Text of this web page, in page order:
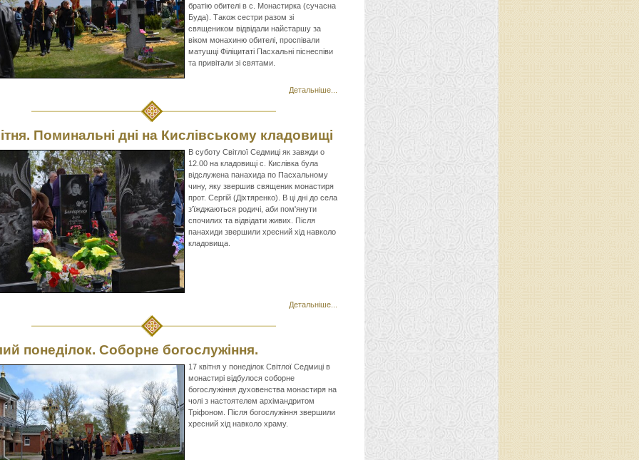
братію обителі в с. Монастирка (сучасна
Буда). Також сестри разом зі
священиком відвідали найстаршу за
віком монахиню обителі, проспівали
матушці Філіцитаті Пасхальні піснеспіви
та привітали зі святами.
Детальніше...
Поминальні дні на Кислівському кладовищі
В суботу Світлої Седмиці як завжди о
12.00 на кладовищі с. Кислівка була
відслужена панахида по Пасхальному
чину, яку звершив священик монастиря
прот. Сергій (Діхтяренко). В ці дні до села
з'їжджаються родичі, аби пом'янути
спочилих та відвідати живих. Після
панахиди звершили хресний хід навколо
кладовища.
Детальніше...
понеділок. Соборне богослужіння.
17 квітня у понеділок Світлої Седмиці в
монастирі відбулося соборне
богослужіння духовенства монастиря на
чолі з настоятелем архімандритом
Тріфоном. Після богослужіння звершили
хресний хід навколо храму.